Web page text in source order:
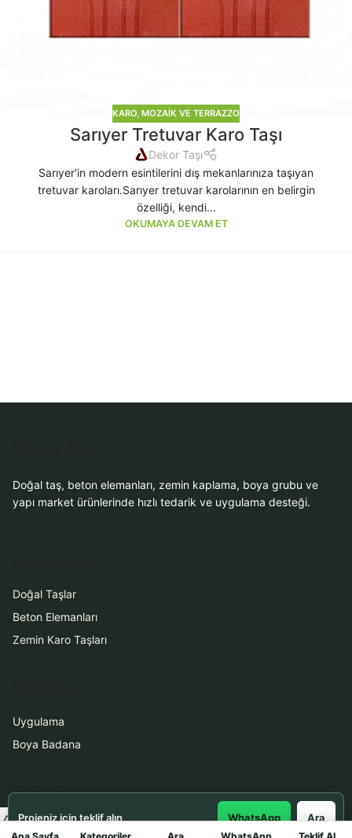
KARO, MOZAIK VE TERRAZZO
Sarıyer Tretuvar Karo Taşı
Dekor Taşı
Sarıyer'in modern esintilerini dış mekanlarınıza taşıyan
tretuvar karoları.Sarıyer tretuvar karolarının en belirgin
özelliği, kendi...
OKUMAYA DEVAM ET
Doğal taş, beton elemanları, zemin kaplama, boya grubu ve
yapı market ürünlerinde hızlı tedarik ve uygulama desteği.
Doğal Taşlar
Beton Elemanları
Zemin Karo Taşları
Uygulama
Boya Badana
İletişim
0531 912 78 21
Projeniz için teklif alın WhatsApp Ara